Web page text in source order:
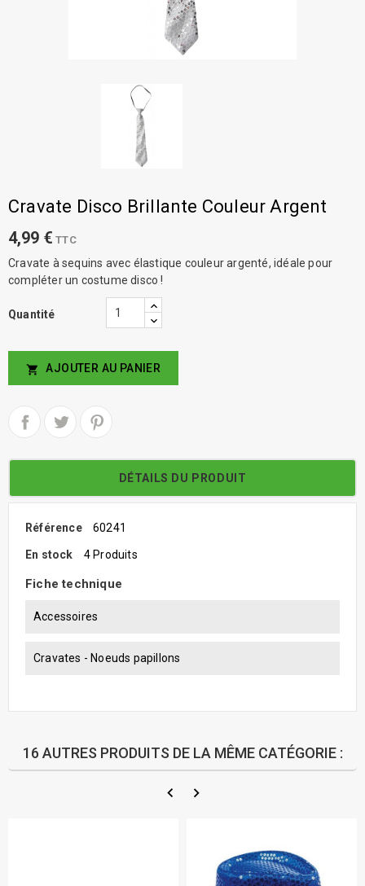
Cravate Disco Brillante Couleur Argent
4,99 € TTC
Cravate à sequins avec élastique couleur argenté, idéale pour
compléter un costume disco !
Quantité
 AJOUTER AU PANIER
DÉTAILS DU PRODUIT
Référence 60241
En stock 4 Produits
Fiche technique
Accessoires
Cravates - Noeuds papillons
16 AUTRES PRODUITS DE LA MÊME CATÉGORIE :